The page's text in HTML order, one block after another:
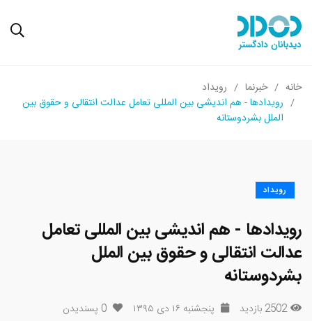
خانه خبرنما
رویداد
رویدادها - هم اندیشی بین المللی تعامل عدالت انتقالی و حقوق بین
الملل بشردوستانه
رویداد
رویدادها - هم اندیشی بین المللی تعامل
عدالت انتقالی و حقوق بین الملل
بشردوستانه
2502 بازدید پنجشنبه ۱۶ دی ۱۳۹۵ 0 پسندیدن